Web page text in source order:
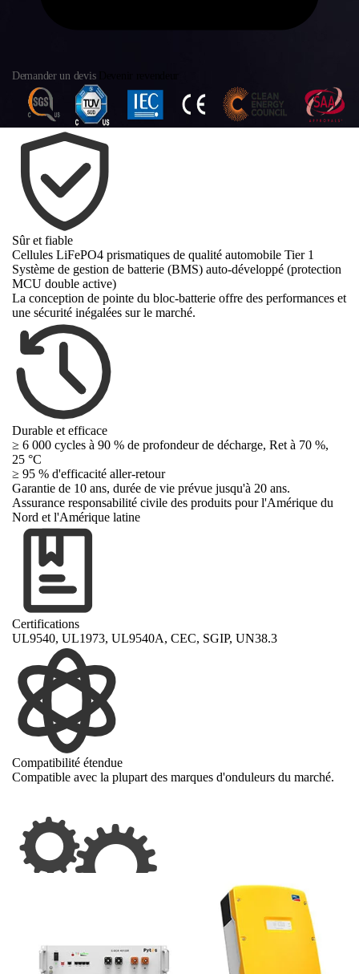
Demander un devis
Sûr et fiable
Cellules LiFePO4 prismatiques de qualité automobile Tier 1
Système de gestion de batterie (BMS) auto-développé (protection
MCU double active)
La conception de pointe du bloc-batterie offre des performances et
une sécurité inégalées sur le marché.
Durable et efficace
≥ 6 000 cycles à 90 % de profondeur de décharge, Ret à 70 %,
25 °C
≥ 95 % d'efficacité aller-retour
Garantie de 10 ans, durée de vie prévue jusqu'à 20 ans.
Assurance responsabilité civile des produits pour l'Amérique du
Nord et l'Amérique latine
Certifications
UL9540, UL1973, UL9540A, CEC, SGIP, UN38.3
Compatibilité étendue
Compatible avec la plupart des marques d'onduleurs du marché.
Compact, flexible et facile à installer
Plus mince que la plupart des batteries de rack serveur de 5 kWh